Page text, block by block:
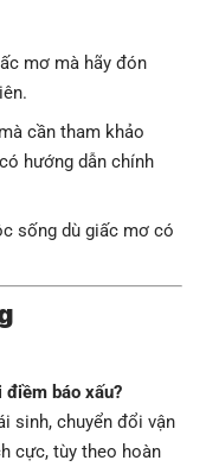
mơ mà hãy đón
cần tham khảo
hướng dẫn chính
sống dù giấc mơ có
báo xấu?
sinh, chuyển đổi vận
cực, tùy theo hoàn